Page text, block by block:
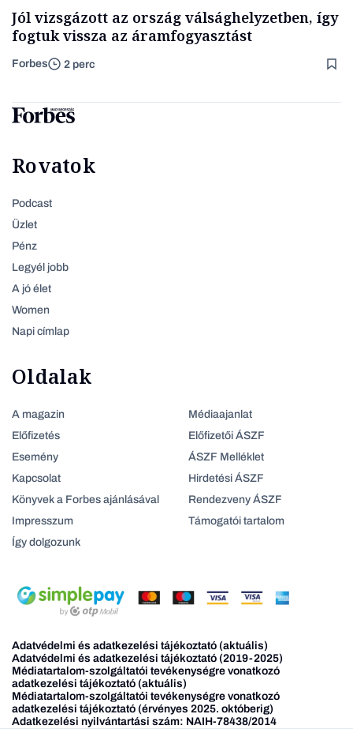
Jól vizsgázott az ország válsághelyzetben, így
fogtuk vissza az áramfogyasztást
Forbes 2 perc
Rovatok
Podcast
Üzlet
Pénz
Legyél jobb
A jó élet
Women
Napi címlap
Oldalak
A magazin
Előfizetés
Esemény
Kapcsolat
Könyvek a Forbes ajánlásával
Impresszum
Így dolgozunk
Médiaajanlat
Előfizetői ÁSZF
ÁSZF Melléklet
Hirdetési ÁSZF
Rendezveny ÁSZF
Támogatói tartalom
Adatvédelmi és adatkezelési tájékoztató (aktuális)
Adatvédelmi és adatkezelési tájékoztató (2019-2025)
Médiatartalom-szolgáltatói tevékenységre vonatkozó
adatkezelési tájékoztató (aktuális)
Médiatartalom-szolgáltatói tevékenységre vonatkozó
adatkezelési tájékoztató (érvényes 2025. októberig)
Adatkezelési nyilvántartási szám: NAIH-78438/2014